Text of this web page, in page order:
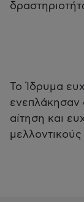
Το Ίδρυμα
ενεπλάκησαν
αίτηση και